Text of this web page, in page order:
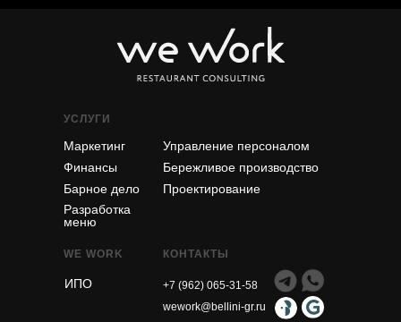
УСЛУГИ
WE WORK КОНТАКТЫ
+7 (962) 065-31-58
Маркетинг
Управление персоналом
Финансы
Бережливое производство
Барное дело
Проектирование
Разработка
меню
wework@bellini-gr.ru
ИПО